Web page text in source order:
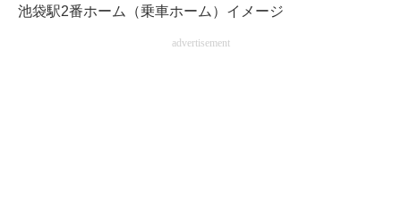
池袋駅2番ホーム（乗車ホーム）イメージ
advertisement